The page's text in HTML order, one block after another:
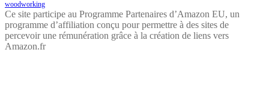
woodworking
Ce site participe au Programme Partenaires d’Amazon EU, un
programme d’affiliation conçu pour permettre à des sites de
percevoir une rémunération grâce à la création de liens vers
Amazon.fr